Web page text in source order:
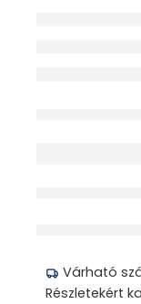
Várható
Részletekért